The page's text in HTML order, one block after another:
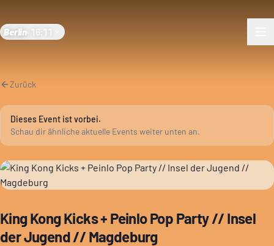
Berlin 16:11
Zurück
Dieses Event ist vorbei.
Schau dir ähnliche aktuelle Events weiter unten an.
King Kong Kicks + Peinlo Pop Party // Insel
der Jugend // Magdeburg